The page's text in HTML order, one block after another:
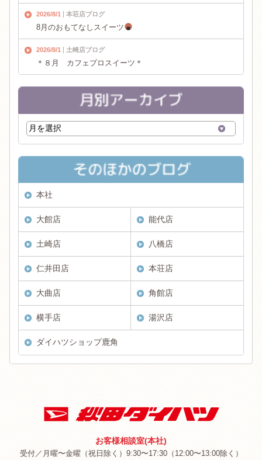
2026/8/1 本荘店ブログ
8月のおもてなしスイーツ
2026/8/1 土崎店ブログ
＊８月 カフェプロスイーツ＊
本社
大館店 能代店
土崎店 八橋店
仁井田店 本荘店
大曲店 角館店
横手店 湯沢店
ダイハツショップ鹿角
お客様相談室(本社)
受付／月曜〜金曜（祝日除く）9:30〜17:30（12:00〜13:00除く）